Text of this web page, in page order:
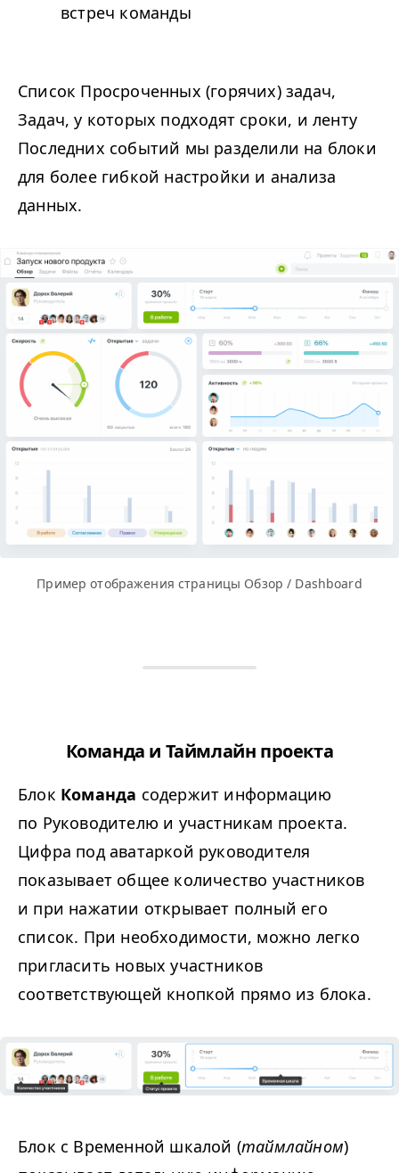
встреч команды
Список Просроченных (горячих) задач,
Задач, у которых подходят сроки, и ленту
Последних событий мы разделили на блоки
для более гибкой настройки и анализа
данных.
Пример отображения страницы Обзор / Dashboard
Команда и Таймлайн проекта
Блок Команда содержит информацию
по Руководителю и участникам проекта.
Цифра под аватаркой руководителя
показывает общее количество участников
и при нажатии открывает полный его
список. При необходимости, можно легко
пригласить новых участников
соответствующей кнопкой прямо из блока.
Блок с Временной шкалой (таймлайном)